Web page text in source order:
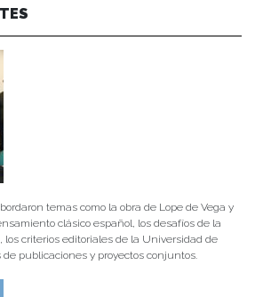
temas como la obra de Lope de Vega y
clásico español, los desafíos de la
criterios editoriales de la Universidad de
publicaciones y proyectos conjuntos.